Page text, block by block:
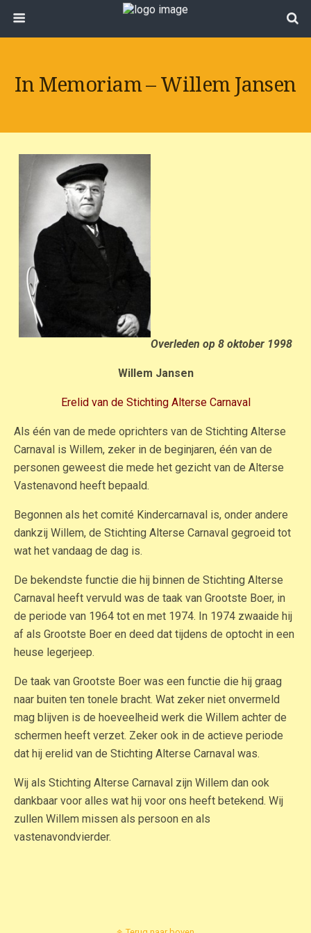
In Memoriam – Willem Jansen
Overleden op 8 oktober 1998
Willem Jansen
Erelid van de Stichting Alterse Carnaval
Als één van de mede oprichters van de Stichting Alterse
Carnaval is Willem, zeker in de beginjaren, één van de
personen geweest die mede het gezicht van de Alterse
Vastenavond heeft bepaald.
Begonnen als het comité Kindercarnaval is, onder andere
dankzij Willem, de Stichting Alterse Carnaval gegroeid tot
wat het vandaag de dag is.
De bekendste functie die hij binnen de Stichting Alterse
Carnaval heeft vervuld was de taak van Grootste Boer, in
de periode van 1964 tot en met 1974. In 1974 zwaaide hij
af als Grootste Boer en deed dat tijdens de optocht in een
heuse legerjeep.
De taak van Grootste Boer was een functie die hij graag
naar buiten ten tonele bracht. Wat zeker niet onvermeld
mag blijven is de hoeveelheid werk die Willem achter de
schermen heeft verzet. Zeker ook in de actieve periode
dat hij erelid van de Stichting Alterse Carnaval was.
Wij als Stichting Alterse Carnaval zijn Willem dan ook
dankbaar voor alles wat hij voor ons heeft betekend. Wij
zullen Willem missen als persoon en als
vastenavondvierder.